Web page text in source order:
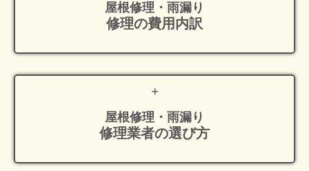
屋根修理・雨漏り
修理の費用内訳
屋根修理・雨漏り
修理業者の選び方